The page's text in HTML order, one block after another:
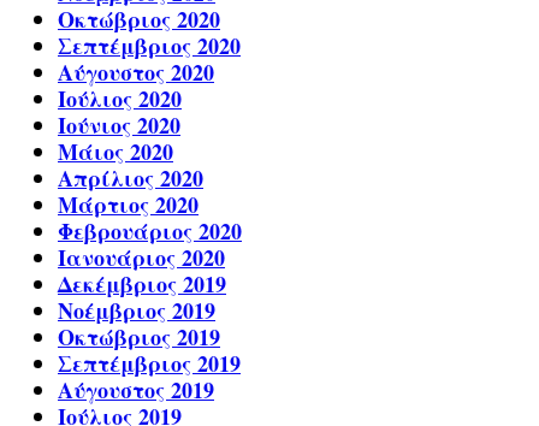
Οκτώβριος 2020
Σεπτέμβριος 2020
Αύγουστος 2020
Ιούλιος 2020
Ιούνιος 2020
Μάιος 2020
Απρίλιος 2020
Μάρτιος 2020
Φεβρουάριος 2020
Ιανουάριος 2020
Δεκέμβριος 2019
Νοέμβριος 2019
Οκτώβριος 2019
Σεπτέμβριος 2019
Αύγουστος 2019
Ιούλιος 2019